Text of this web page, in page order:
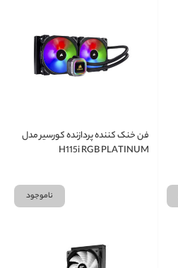
فن خنک کننده پردازنده کورسیر مدل
H115i RGB PLATINUM
ناموجود